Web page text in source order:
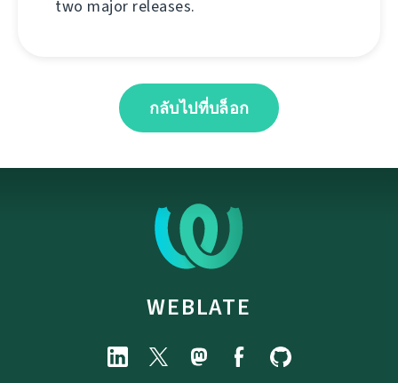
two major releases.
กลับไปที่บล็อก
WEBLATE